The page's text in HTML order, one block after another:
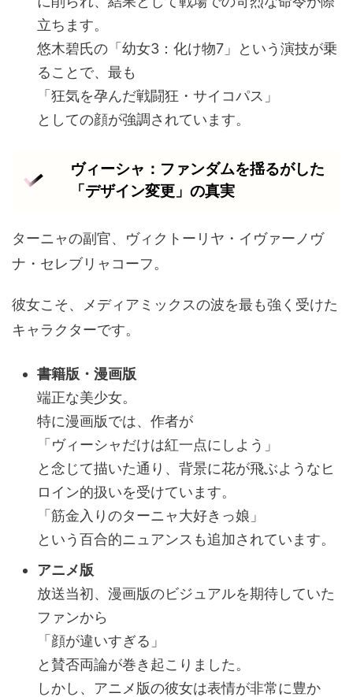
立ちます。
悠木碧氏の「幼女3：化け物7」という演技が乗
ることで、最も
「狂気を孕んだ戦闘狂・サイコパス」
としての顔が強調されています。
ヴィーシャ：ファンダムを揺るがした
「デザイン変更」の真実
ターニャの副官、ヴィクトーリヤ・イヴァーノヴ
ナ・セレブリャコーフ。
彼女こそ、メディアミックスの波を最も強く受けた
キャラクターです。
書籍版・漫画版
端正な美少女。
特に漫画版では、作者が
「ヴィーシャだけは紅一点にしよう」
と念じて描いた通り、背景に花が飛ぶようなヒ
ロイン的扱いを受けています。
「筋金入りのターニャ大好きっ娘」
という百合的ニュアンスも追加されています。
アニメ版
放送当初、漫画版のビジュアルを期待していた
ファンから
「顔が違いすぎる」
と賛否両論が巻き起こりました。
しかし、アニメ版の彼女は表情が非常に豊か